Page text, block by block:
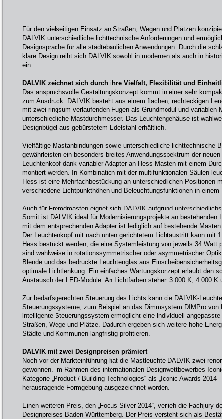
Für den vielseitigen Einsatz an Straßen, Wegen und Plätzen
DALVIK unterschiedliche lichttechnische Anforderungen und
Designsprache für alle städtebaulichen Anwendungen. Durch die
klare Design reiht sich DALVIK sowohl in modernen als auch in
ein.
DALVIK zeichnet sich durch ihre Vielfalt, Flexibilität und
Das anspruchsvolle Gestaltungskonzept kommt in einer sehr
zum Ausdruck: DALVIK besteht aus einem flachen, rechteckigen
mit zwei ringsum verlaufenden Fugen als Grundmodul und variablen
unterschiedliche Mastdurchmesser. Das Leuchtengehäuse ist
Designbügel aus gebürstetem Edelstahl erhältlich.
Vielfältige Mastanbindungen sowie unterschiedliche lichttechnische
gewährleisten ein besonders breites Anwendungsspektrum der
Leuchtenkopf dank variabler Adapter an Hess-Masten mit einem
montiert werden. In Kombination mit der multifunktionalen Säulen-
Hess ist eine Mehrfachbestückung an unterschiedlichen Positionen
verschiedene Lichtpunkthöhen und Beleuchtungsfunktionen in einem
Auch für Fremdmasten eignet sich DALVIK aufgrund
Somit ist DALVIK ideal für Modernisierungsprojekte an bestehenden
mit dem entsprechenden Adapter ist lediglich auf bestehende
Der Leuchtenkopf mit nach unten gerichtetem Lichtaustritt kann mit
Hess bestückt werden, die eine Systemleistung von jeweils 34 Watt
sind wahlweise in rotationssymmetrischer oder asymmetrischer
Blende und das bedruckte Leuchtenglas aus
optimale Lichtlenkung. Ein einfaches Wartungskonzept erlaubt den
Austausch der LED-Module. An Lichtfarben stehen 3.000 K, 4.000 K
Zur bedarfsgerechten Steuerung des Lichts kann die DALVIK-
Steuerungssysteme, zum Beispiel an das Dimmsystem DIMPro von
intelligente Steuerungssystem ermöglicht eine individuell
Straßen, Wege und Plätze. Dadurch ergeben sich weitere hohe
Städte und Kommunen langfristig profitieren.
DALVIK mit zwei Designpreisen prämiert
Noch vor der Markteinführung hat die Mastleuchte DALVIK zwei
gewonnen. Im Rahmen des internationalen Designwettbewerbes
Kategorie „Product / Building Technologies“ als „Iconic Awards 2014
herausragende Formgebung ausgezeichnet worden.
Einen weiteren Preis, den „Focus Silver 2014“, verlieh die Fachjury
Designpreises Baden-Württemberg. Der Preis versteht sich als